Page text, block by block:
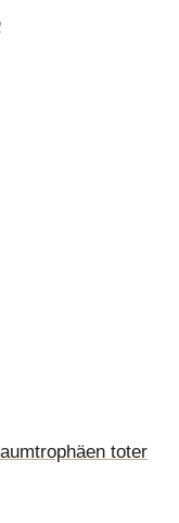
toter